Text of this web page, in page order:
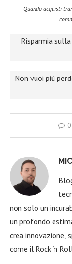
Quando acquisti
Risparmia
Non vuoi più
non solo un
un profondo
crea innovazione,
come il Rock ‘n